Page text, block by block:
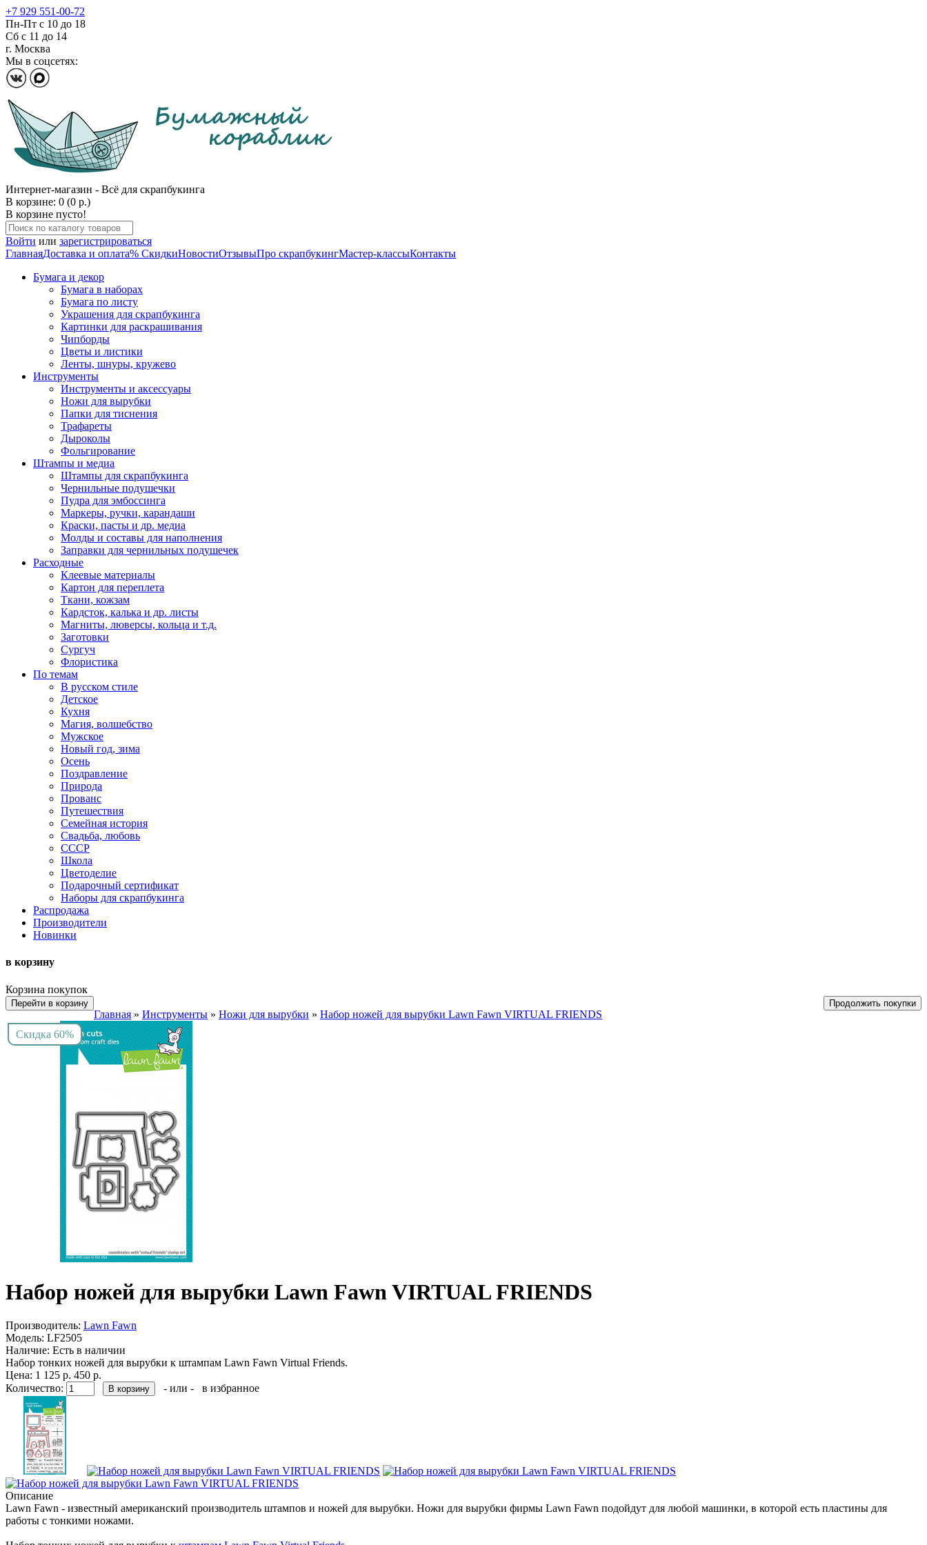
+7 929 551-00-72
Пн-Пт с 10 до 18
Сб с 11 до 14
г. Москва
Мы в соцсетях:
Интернет-магазин - Всё для скрапбукинга
В корзине: 0 (0 р.)
В корзине пусто!
Войти или зарегистрироваться
ГлавнаяДоставка и оплата% СкидкиНовостиОтзывыПро скрапбукингМастер-классыКонтакты
Бумага и декор
Бумага в наборах
Бумага по листу
Украшения для скрапбукинга
Картинки для раскрашивания
Чипборды
Цветы и листики
Ленты, шнуры, кружево
Инструменты
Инструменты и аксессуары
Ножи для вырубки
Папки для тиснения
Трафареты
Дыроколы
Фольгирование
Штампы и медиа
Штампы для скрапбукинга
Чернильные подушечки
Пудра для эмбоссинга
Маркеры, ручки, карандаши
Краски, пасты и др. медиа
Молды и составы для наполнения
Заправки для чернильных подушечек
Расходные
Клеевые материалы
Картон для переплета
Ткани, кожзам
Кардсток, калька и др. листы
Магниты, люверсы, кольца и т.д.
Заготовки
Сургуч
Флористика
По темам
В русском стиле
Детское
Кухня
Магия, волшебство
Мужское
Новый год, зима
Осень
Поздравление
Природа
Прованс
Путешествия
Семейная история
Свадьба, любовь
СССР
Школа
Цветоделие
Подарочный сертификат
Наборы для скрапбукинга
Распродажа
Производители
Новинки
в корзину
Корзина покупок
Перейти в корзину Продолжить покупки
Главная » Инструменты » Ножи для вырубки » Набор ножей для вырубки Lawn Fawn VIRTUAL FRIENDS
Скидка 60%
Набор ножей для вырубки Lawn Fawn VIRTUAL FRIENDS
Производитель: Lawn Fawn
Модель: LF2505
Наличие: Есть в наличии
Набор тонких ножей для вырубки к штампам Lawn Fawn Virtual Friends.
Цена: 1 125 р. 450 р.
Количество:
- или - в избранное
Описание
Lawn Fawn - известный американский производитель штампов и ножей для вырубки. Ножи для вырубки фирмы Lawn Fawn подойдут для любой машинки, в которой есть пластины для
работы с тонкими ножами.